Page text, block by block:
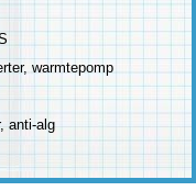
warmtepomp
anti-alg